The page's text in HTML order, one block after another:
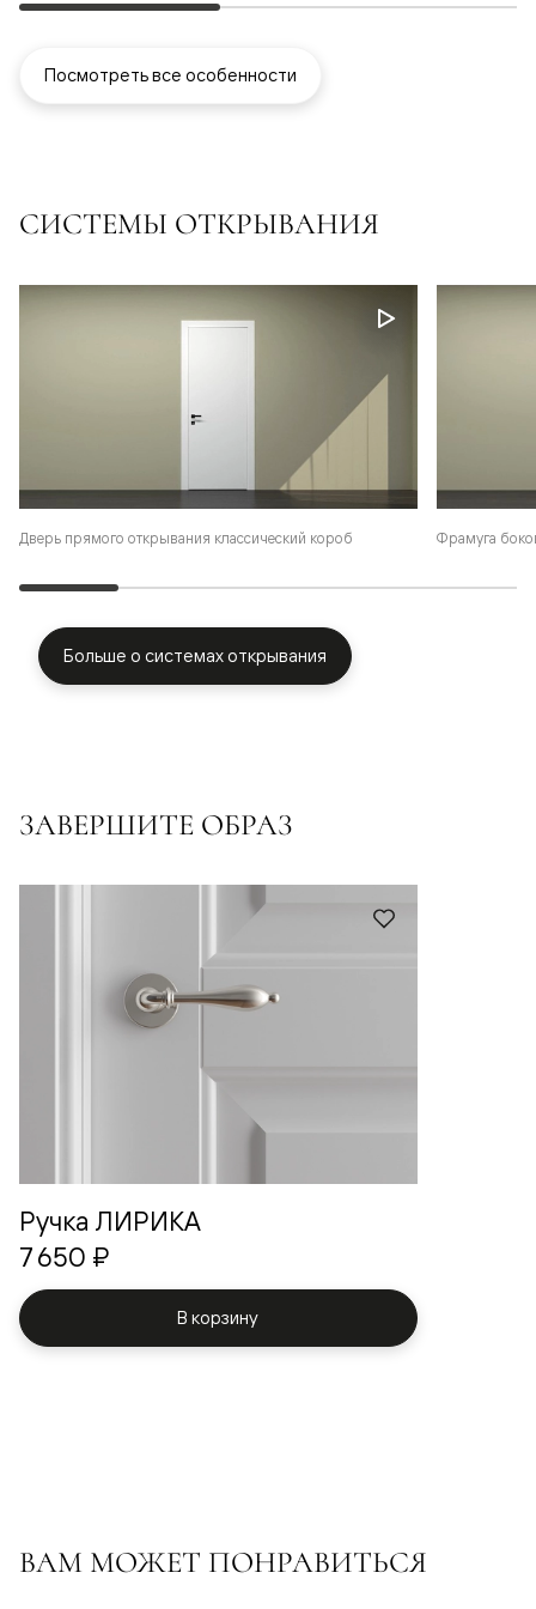
Посмотреть все особенности
СИСТЕМЫ ОТКРЫВАНИЯ
Дверь прямого открывания классический короб Фрамуга
Больше о системах открывания
ЗАВЕРШИТЕ ОБРАЗ
Ручка ЛИРИКА
7 650 ₽
В корзину
ВАМ МОЖЕТ ПОНРАВИТЬСЯ